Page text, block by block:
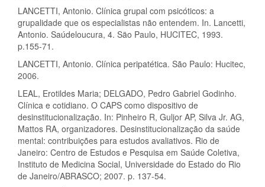
LANCETTI, Antonio. Clínica grupal com psicóticos: a
grupalidade que os especialistas não entendem. In. Lancetti,
Antonio. Saúdeloucura, 4. Säo Paulo, HUCITEC, 1993.
p.155-71.
LANCETTI, Antonio. Clínica peripatética. São Paulo: Hucitec,
2006.
LEAL, Erotildes Maria; DELGADO, Pedro Gabriel Godinho.
Clínica e cotidiano. O CAPS como dispositivo de
desinstitucionalização. In: Pinheiro R, Guljor AP, Silva Jr. AG,
Mattos RA, organizadores. Desinstitucionalização da saúde
mental: contribuições para estudos avaliativos. Rio de
Janeiro: Centro de Estudos e Pesquisa em Saúde Coletiva,
Instituto de Medicina Social, Universidade do Estado do Rio
de Janeiro/ABRASCO; 2007. p. 137-54.